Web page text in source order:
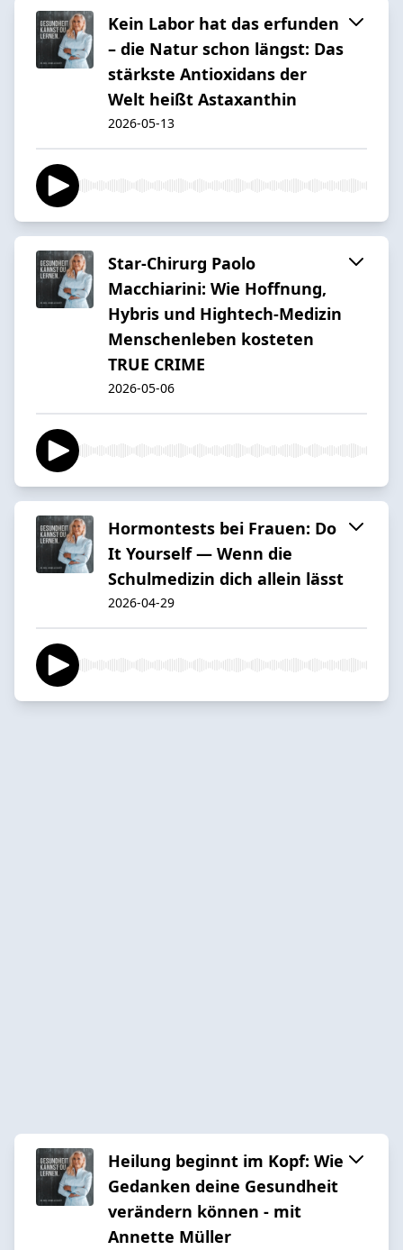
Kein Labor hat das erfunden
– die Natur schon längst: Das
stärkste Antioxidans der
Welt heißt Astaxanthin
2026-05-13
Star-Chirurg Paolo
Macchiarini: Wie Hoffnung,
Hybris und Hightech-Medizin
Menschenleben kosteten
TRUE CRIME
2026-05-06
Hormontests bei Frauen: Do
It Yourself — Wenn die
Schulmedizin dich allein lässt
2026-04-29
Heilung beginnt im Kopf: Wie
Gedanken deine Gesundheit
verändern können - mit
Annette Müller